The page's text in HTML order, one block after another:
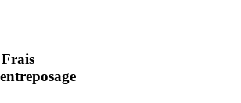
Frais